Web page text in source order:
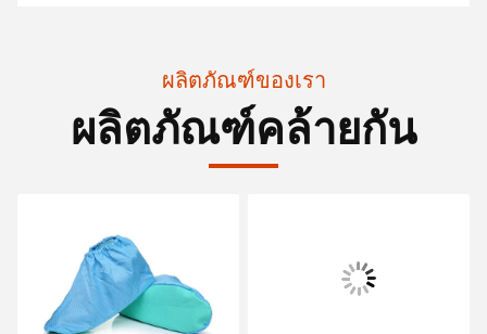
ผลิตภัณฑ์ของเรา
ผลิตภัณฑ์คล้ายกัน